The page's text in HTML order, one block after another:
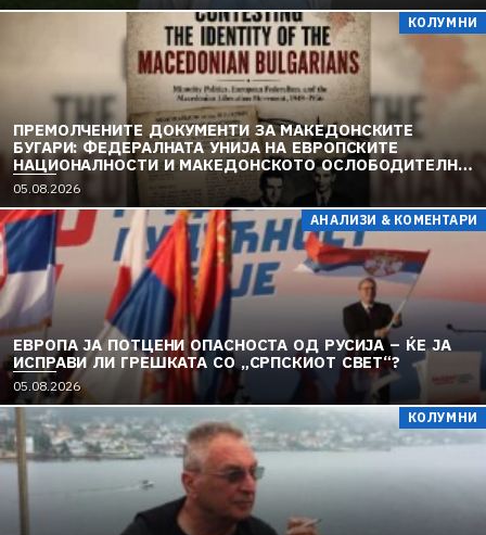
КОЛУМНИ
ПРЕМОЛЧЕНИТЕ ДОКУМЕНТИ ЗА МАКЕДОНСКИТЕ
БУГАРИ: ФЕДЕРАЛНАТА УНИЈА НА ЕВРОПСКИТЕ
НАЦИОНАЛНОСТИ И МАКЕДОНСКОТО ОСЛОБОДИТЕЛНО
ДВИЖЕЊЕ (1949–1956) (2)
05.08.2026
АНАЛИЗИ & КОМЕНТАРИ
ЕВРОПА ЈА ПОТЦЕНИ ОПАСНОСТА ОД РУСИЈА – ЌЕ ЈА
ИСПРАВИ ЛИ ГРЕШКАТА СО „СРПСКИОТ СВЕТ“?
05.08.2026
КОЛУМНИ